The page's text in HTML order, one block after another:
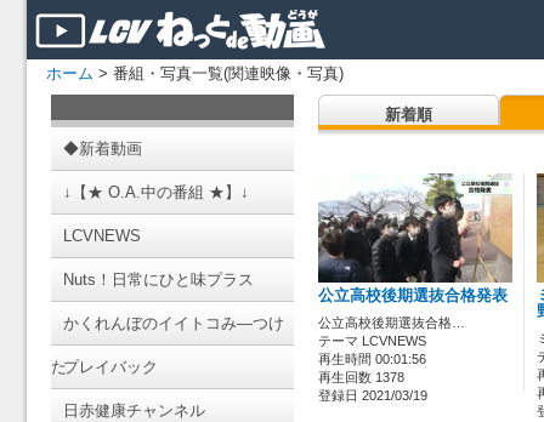
ホーム > 番組・写真一覧(関連映像・写真)
◆新着動画
↓【★ O.A.中の番組 ★】↓
LCVNEWS
Nuts！日常にひと味プラス
かくれんぼのイイトコみ―つけ
たプレイバック
日赤健康チャンネル
新着順
公立高校後期選抜合格発表
公立高校後期選抜合格…
テーマ LCVNEWS
再生時間 00:01:56
再生回数 1378
登録日 2021/03/19